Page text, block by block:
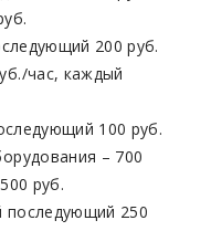
200 руб.
час, каждый
100 руб.
– 700
руб.
последующий 250